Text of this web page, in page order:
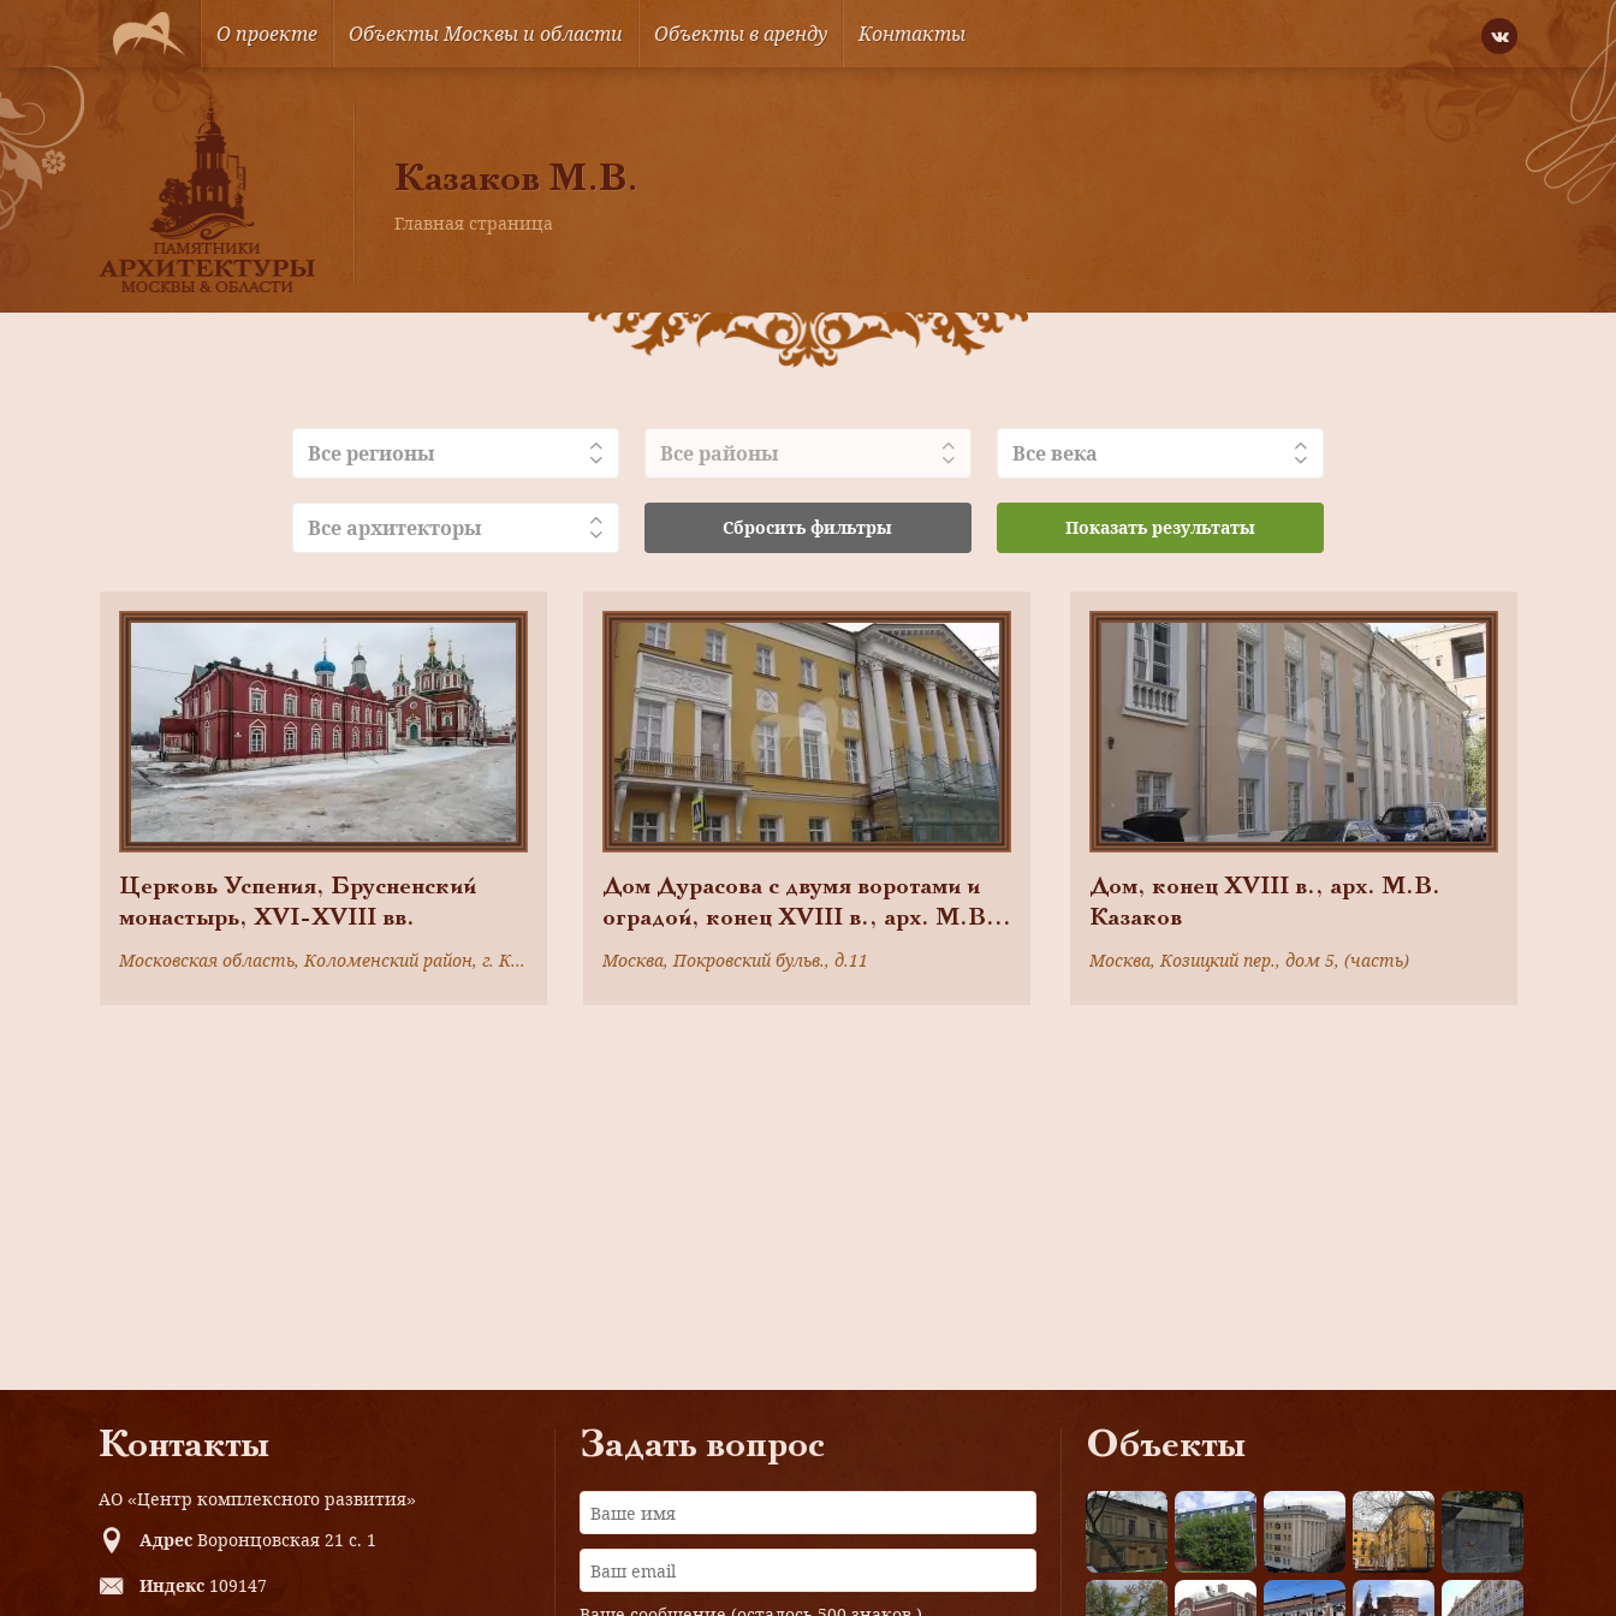
О проекте Объекты Москвы и области Объекты в аренду Контакты
Казаков М.В.
Главная страница
Все регионы Все районы Все века
Все архитекторы Сбросить фильтры Показать результаты
Церковь Успения, Брусненский
монастырь, ХVI-ХVIII вв.
Московская область, Коломенский район, г. Коломна
Дом Дурасова с двумя воротами и
оградой, конец ХVIII в., арх. М.В.
Казаков
Москва, Покровский бульв., д.11
Дом, конец XVIII в., арх. М.В.
Казаков
Москва, Козицкий пер., дом 5, (часть)
Контакты
АО «Центр комплексного развития»
Адрес Воронцовская 21 с. 1
Индекс 109147
Задать вопрос Объекты